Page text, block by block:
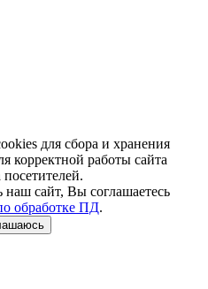
для сбора и хранения
корректной работы сайта
посетителей.
наш сайт, Вы соглашаетесь
обработке ПД.